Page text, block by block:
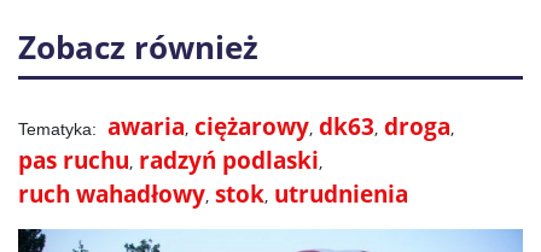
Zobacz również
awaria ciężarowy dk63 droga
pas ruchu radzyń podlaski
ruch wahadłowy stok utrudnienia